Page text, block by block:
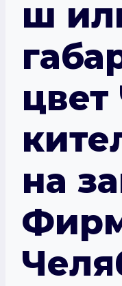
ш
на